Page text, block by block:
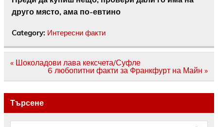
друго място, ама по-евтино
Category: Интересни факти
Навигация
« Шоколадови лава кексчета/Суфле
6 любопитни факти за Франкфурт на Майн »
Търсене